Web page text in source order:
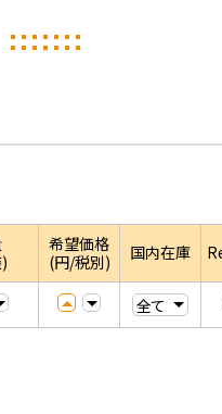
希望価格
(円/税別)
国内在庫